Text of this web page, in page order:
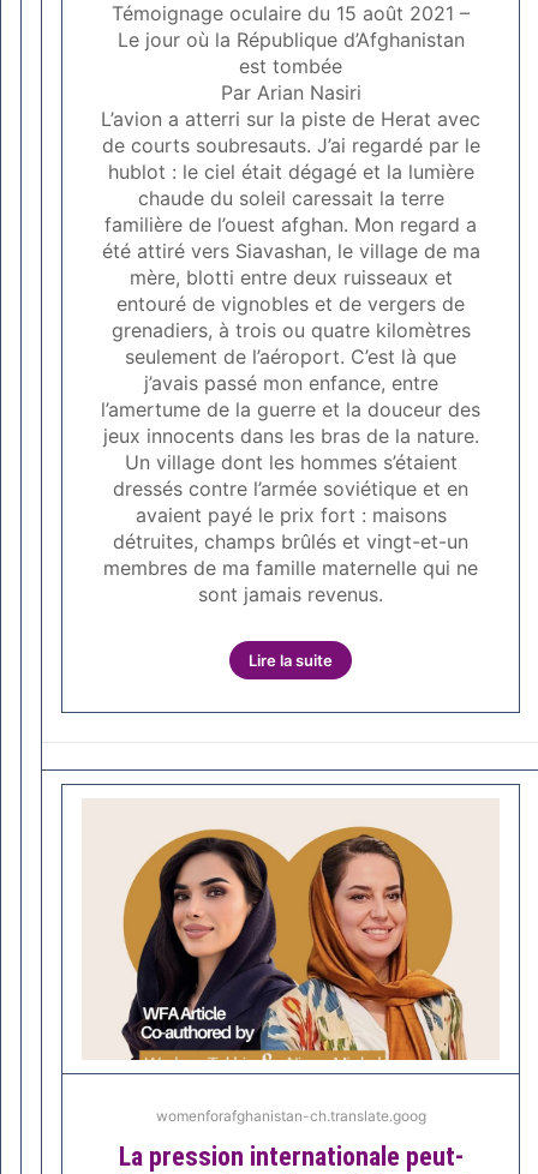
Témoignage oculaire du 15 août 2021 –
Le jour où la République d’Afghanistan
est tombée
Par Arian Nasiri
L’avion a atterri sur la piste de Herat avec
de courts soubresauts. J’ai regardé par le
hublot : le ciel était dégagé et la lumière
chaude du soleil caressait la terre
familière de l’ouest afghan. Mon regard a
été attiré vers Siavashan, le village de ma
mère, blotti entre deux ruisseaux et
entouré de vignobles et de vergers de
grenadiers, à trois ou quatre kilomètres
seulement de l’aéroport. C’est là que
j’avais passé mon enfance, entre
l’amertume de la guerre et la douceur des
jeux innocents dans les bras de la nature.
Un village dont les hommes s’étaient
dressés contre l’armée soviétique et en
avaient payé le prix fort : maisons
détruites, champs brûlés et vingt-et-un
membres de ma famille maternelle qui ne
sont jamais revenus.
Lire la suite
womenforafghanistan-ch.translate.goog
La pression internationale peut-